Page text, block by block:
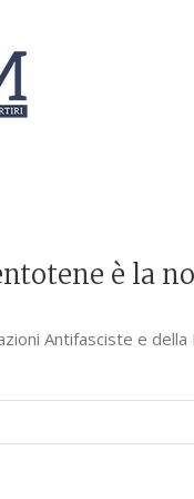
è la
Antifasciste e della